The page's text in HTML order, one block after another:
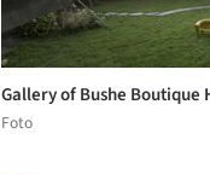
Gallery of Bushe Boutique
Foto